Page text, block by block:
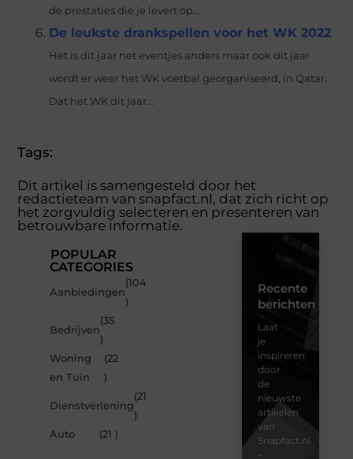
de prestaties die je levert op...
De leukste drankspellen voor het WK 2022
Het is dit jaar net eventjes anders maar ook dit jaar
wordt er weer het WK voetbal georganiseerd, in Qatar.
Dat het WK dit jaar...
Tags:
Dit artikel is samengesteld door het
redactieteam van snapfact.nl, dat zich richt op
het zorgvuldig selecteren en presenteren van
betrouwbare informatie.
POPULAR
CATEGORIES
Aanbiedingen
(104
)
Bedrijven
(35
)
Woning
en Tuin
(22
)
Dienstverlening
(21
)
Auto
(21 )
Recente
berichten
Laat
je
inspireren
door
de
nieuwste
artikelen
van
Snapfact.nl
–